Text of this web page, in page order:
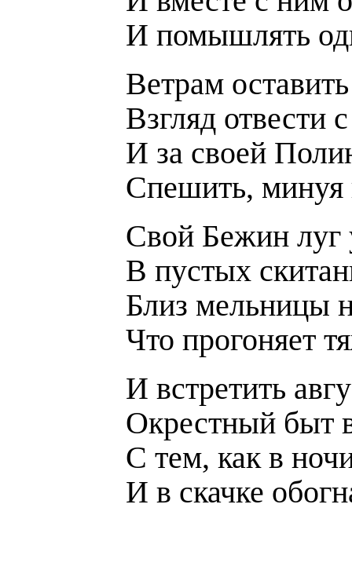
И помышлять
Ветрам
Взгляд отвести
И за своей
Спешить, минуя
Свой Бежин луг
В пустых
Близ мельницы
Что прогоняет
И встретить
Окрестный быт
С тем, как в
И в скачке